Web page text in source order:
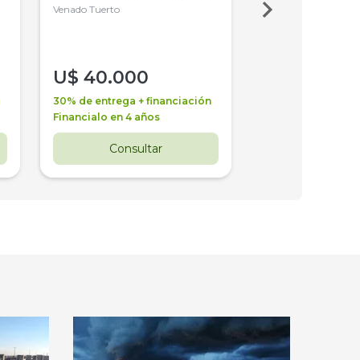
4WD, PATON
Venado Tuerto
U$ 40.000
30% de entrega + financiación
Financialo en 4 años
Consultar
Venado Tuerto